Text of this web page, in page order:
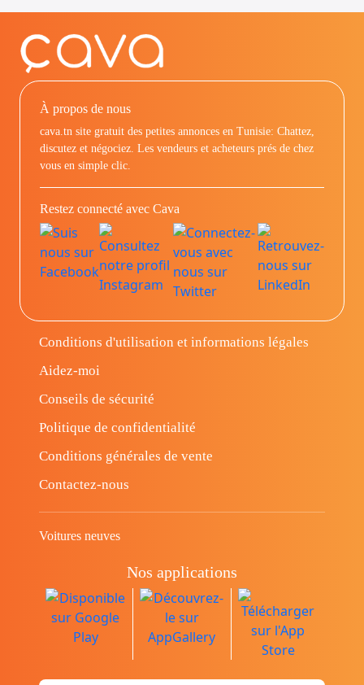
À propos de nous
cava.tn site gratuit des petites annonces en Tunisie: Chattez,
discutez et négociez. Les vendeurs et acheteurs prés de chez
vous en simple clic.
Restez connecté avec Cava
Conditions d'utilisation et informations légales
Aidez-moi
Conseils de sécurité
Politique de confidentialité
Conditions générales de vente
Contactez-nous
Voitures neuves
Nos applications